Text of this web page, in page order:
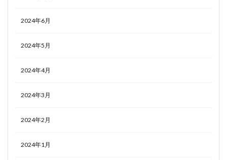
2024年6月
2024年5月
2024年4月
2024年3月
2024年2月
2024年1月